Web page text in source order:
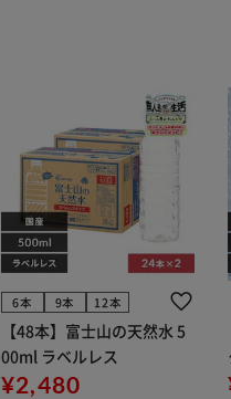
6本 9本 12本
【48本】富士山の天然水 5
00ml ラベルレス
¥2,480